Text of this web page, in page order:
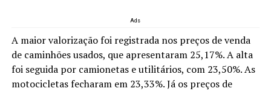
Ads
A maior valorização foi registrada nos preços de venda
de caminhões usados, que apresentaram 25,17%. A alta
foi seguida por camionetas e utilitários, com 23,50%. As
motocicletas fecharam em 23,33%. Já os preços de